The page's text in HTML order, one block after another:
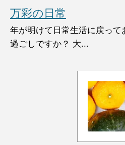
万彩の日常
年が明けて日常生活に戻って
過ごしですか？ 大...